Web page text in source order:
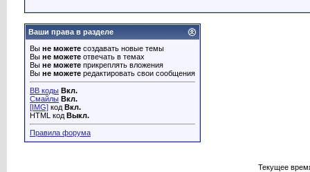
Ваши права в разделе
Вы не можете создавать новые темы
Вы не можете отвечать в темах
Вы не можете прикреплять вложения
Вы не можете редактировать свои сообщения
BB коды Вкл.
Смайлы Вкл.
[IMG] код Вкл.
HTML код Выкл.
Правила форума
Текущее